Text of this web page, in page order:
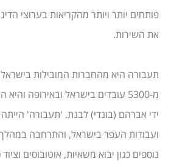
פותחים יותר ויותר מהקריאות בערוצי
את השירות.
תעבורה היא מהחברות המובילות
ידי אברהם (בונדי) לבנת. 'תעבורה'
ועבודות העפר בישראל, והתרחבה
נוספים כגון יבוא משאיות, אוטובוסים